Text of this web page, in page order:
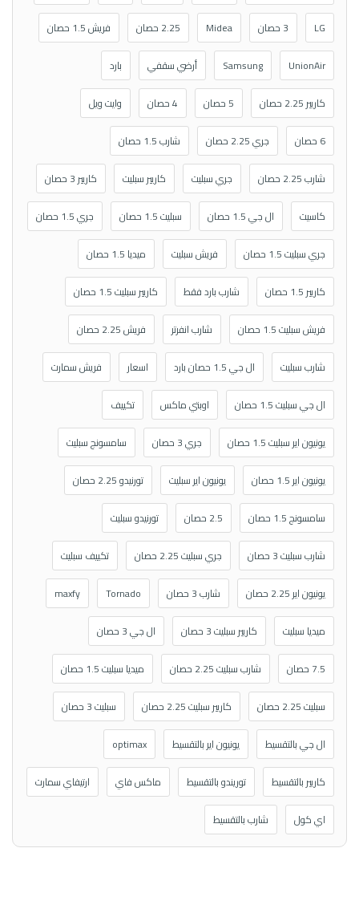
LG 3 حصان Midea 2.25 حصان فريش 1.5 حصان
UnionAir
Samsung أرضي سقفي بارد
كاريير 2.25 حصان 5 حصان 4 حصان وايت ويل
6 حصان جري 2.25 حصان شارب 1.5 حصان
شارب 2.25 حصان جري سبليت كاريير سبليت كاريير 3 حصان
كاسيت ال جي 1.5 حصان سبليت 1.5 حصان جري 1.5 حصان
جري سبليت 1.5 حصان فريش سبليت ميديا 1.5 حصان
كاريير 1.5 حصان شارب بارد فقط كاريير سبليت 1.5 حصان
فريش سبليت 1.5 حصان شارب انفرتر فريش 2.25 حصان
شارب سبليت ال جي 1.5 حصان بارد اسعار فريش سمارت
ال جي سبليت 1.5 حصان اوبتي ماكس تكييف
يونيون اير سبليت 1.5 حصان جري 3 حصان سامسونج سبليت
يونيون اير 1.5 حصان يونيون اير سبليت تورنيدو 2.25 حصان
سامسونج 1.5 حصان 2.5 حصان تورنيدو سبليت
شارب سبليت 3 حصان جري سبليت 2.25 حصان تكييف سبليت
يونيون اير 2.25 حصان شارب 3 حصان Tornado
maxfy
ميديا سبليت كاريير سبليت 3 حصان ال جي 3 حصان
7.5 حصان شارب سبليت 2.25 حصان ميديا سبليت 1.5 حصان
سبليت 2.25 حصان كاريير سبليت 2.25 حصان سبليت 3 حصان
ال جي بالتقسيط يونيون اير بالتقسيط optimax
كاريير بالتقسيط توريندو بالتقسيط ماكس فاي ارتيفاي سمارت
اي كول شارب بالتقسيط